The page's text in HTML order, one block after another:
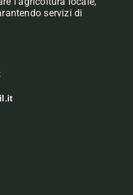
servizi di